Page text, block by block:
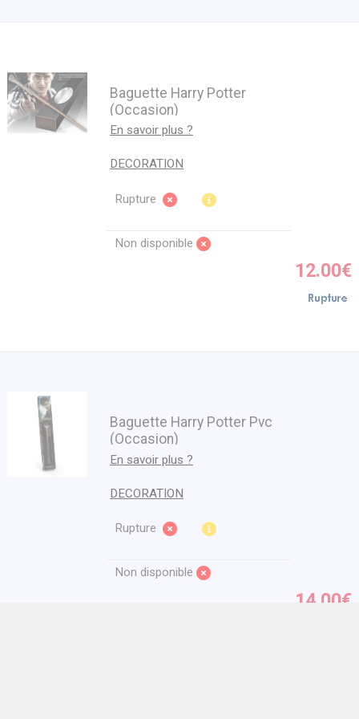
Baguette Harry Potter
(Occasion)
En savoir plus ?
DECORATION
Rupture
Non disponible
12.00€
Baguette Harry Potter Pvc
(Occasion)
En savoir plus ?
DECORATION
Rupture
Non disponible
14.00€